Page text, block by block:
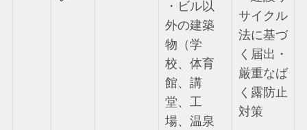
・ビル以
外の建築
物（学
校、体育
館、講
堂、工
場、温泉
サイクル
法に基づ
く届出・
厳重なば
く露防止
対策